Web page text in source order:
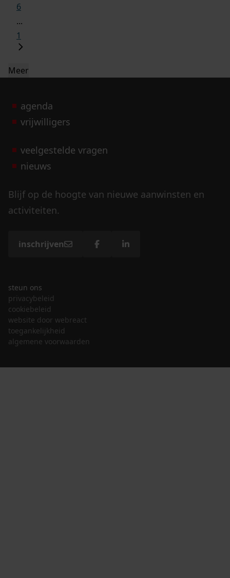
6
...
1
Meer
agenda
vrijwilligers
veelgestelde vragen
nieuws
Blijf op de hoogte van nieuwe aanwinsten en
activiteiten.
inschrijven
steun ons
privacybeleid
cookiebeleid
website door webreact
toegankelijkheid
algemene voorwaarden